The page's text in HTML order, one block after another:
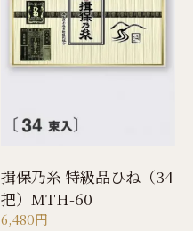
揖保乃糸 特級品ひね（34
把）MTH-60
6,480円